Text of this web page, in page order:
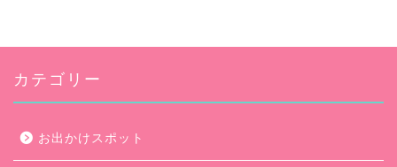
カテゴリー
お出かけスポット